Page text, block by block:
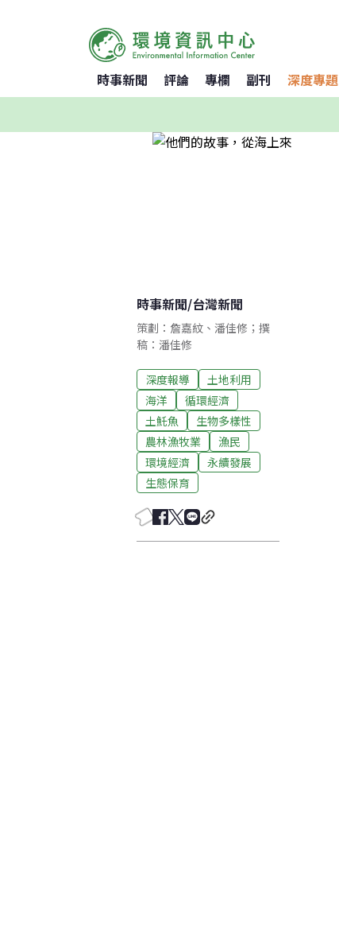
時事新聞 評論 專欄 副刊 深度專題
時事新聞/台灣新聞
策劃：詹嘉紋、潘佳修；撰
稿：潘佳修
深度報導
土地利用
海洋
循環經濟
土魠魚
生物多樣性
農林漁牧業
漁民
環境經濟
永續發展
生態保育